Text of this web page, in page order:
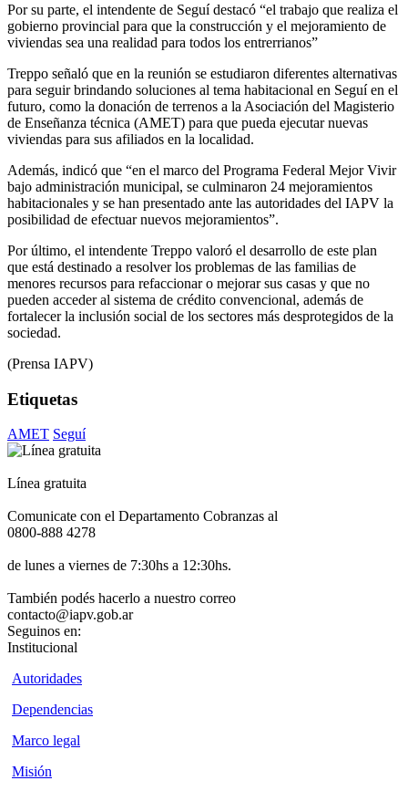
Por su parte, el intendente de Seguí destacó “el trabajo que realiza el
gobierno provincial para que la construcción y el mejoramiento de
viviendas sea una realidad para todos los entrerrianos”
Treppo señaló que en la reunión se estudiaron diferentes alternativas
para seguir brindando soluciones al tema habitacional en Seguí en el
futuro, como la donación de terrenos a la Asociación del Magisterio
de Enseñanza técnica (AMET) para que pueda ejecutar nuevas
viviendas para sus afiliados en la localidad.
Además, indicó que “en el marco del Programa Federal Mejor Vivir
bajo administración municipal, se culminaron 24 mejoramientos
habitacionales y se han presentado ante las autoridades del IAPV la
posibilidad de efectuar nuevos mejoramientos”.
Por último, el intendente Treppo valoró el desarrollo de este plan
que está destinado a resolver los problemas de las familias de
menores recursos para refaccionar o mejorar sus casas y que no
pueden acceder al sistema de crédito convencional, además de
fortalecer la inclusión social de los sectores más desprotegidos de la
sociedad.
(Prensa IAPV)
Etiquetas
AMET Seguí
Línea gratuita
Comunicate con el Departamento Cobranzas al
0800-888 4278
de lunes a viernes de 7:30hs a 12:30hs.
También podés hacerlo a nuestro correo
contacto@iapv.gob.ar
Seguinos en:
Institucional
Autoridades
Dependencias
Marco legal
Misión